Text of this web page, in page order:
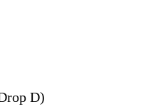
D)